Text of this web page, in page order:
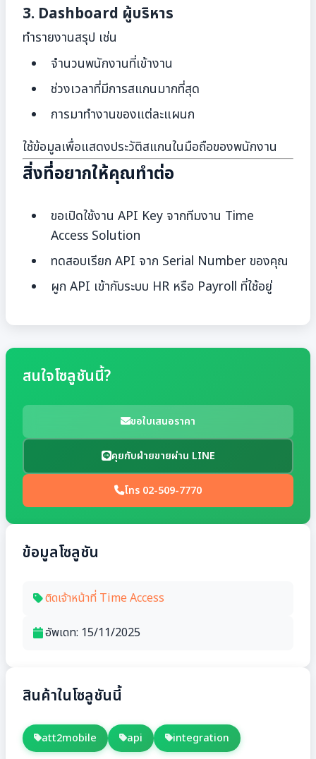
3. Dashboard ผู้บริหาร
ทำรายงานสรุป เช่น
จำนวนพนักงานที่เข้างาน
ช่วงเวลาที่มีการสแกนมากที่สุด
การมาทำงานของแต่ละแผนก
ใช้ข้อมูลเพื่อแสดงประวัติสแกนในมือถือของพนักงาน
สิ่งที่อยากให้คุณทำต่อ
ขอเปิดใช้งาน API Key จากทีมงาน Time
Access Solution
ทดสอบเรียก API จาก Serial Number ของคุณ
ผูก API เข้ากับระบบ HR หรือ Payroll ที่ใช้อยู่
สนใจโซลูชันนี้?
ขอใบเสนอราคา
คุยกับฝ่ายขายผ่าน LINE
โทร 02-509-7770
ข้อมูลโซลูชัน
ติดเจ้าหน้าที่ Time Access
อัพเดท: 15/11/2025
สินค้าในโซลูชันนี้
att2mobile api integration